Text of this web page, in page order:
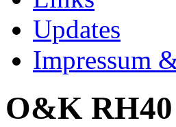
Updates
Impressum
O&K RH40